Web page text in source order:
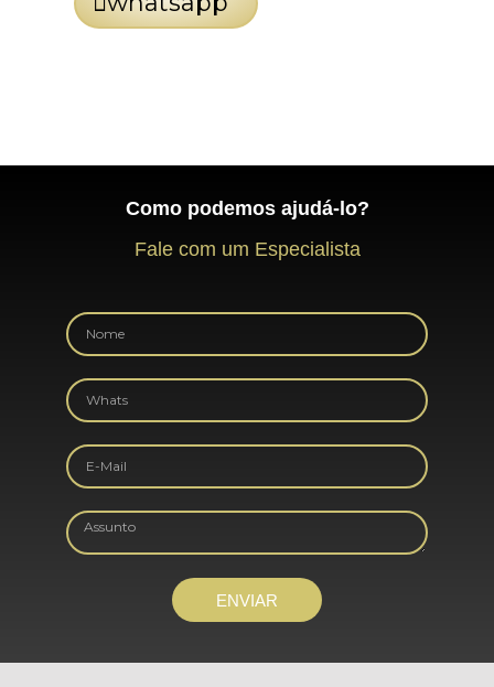
Como podemos ajudá-lo?
Fale com um Especialista
ENVIAR